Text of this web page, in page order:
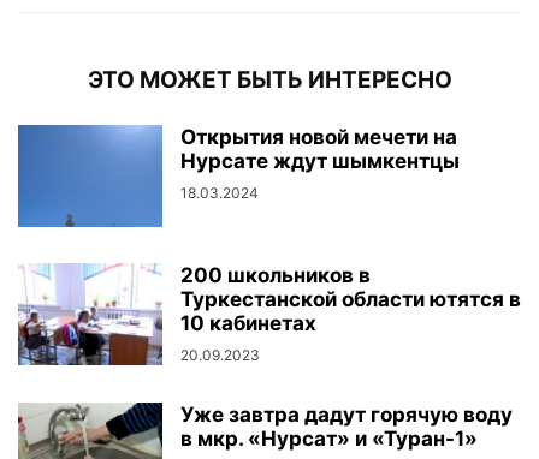
ЭТО МОЖЕТ БЫТЬ ИНТЕРЕСНО
Открытия новой мечети на
Нурсате ждут шымкентцы
18.03.2024
200 школьников в
Туркестанской области ютятся в
10 кабинетах
20.09.2023
Уже завтра дадут горячую воду
в мкр. «Нурсат» и «Туран-1»